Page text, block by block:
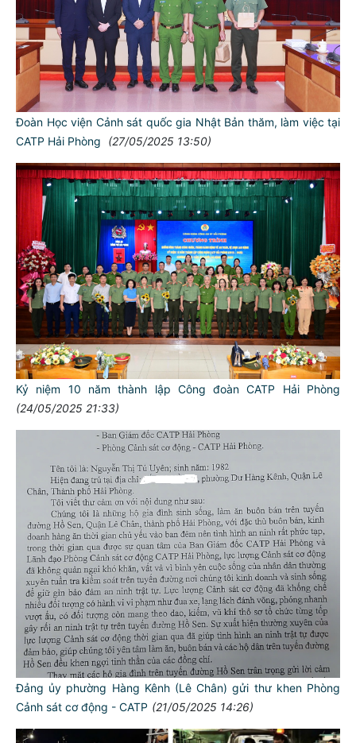
Đoàn Học viện Cảnh sát quốc gia Nhật Bản thăm, làm việc tại
CATP Hải Phòng
(27/05/2025 13:50)
Kỷ niệm 10 năm thành lập Công đoàn CATP Hải Phòng
(24/05/2025 21:33)
Đảng ủy phường Hàng Kênh (Lê Chân) gửi thư khen Phòng
Cảnh sát cơ động - CATP (21/05/2025 14:26)